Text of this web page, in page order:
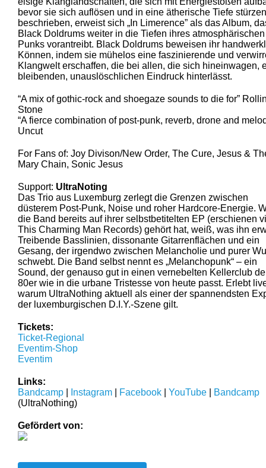
bevor sie sich auflösen und in eine ätherische Tiefe
beschrieben, erweist sich „In Limerence” als das Album,
Black Doldrums weiter in die Tiefen ihres
Punks vorantreibt. Black Doldrums beweisen ihr
Können, indem sie mühelos eine faszinierende und
Klangwelt erschaffen, die bei allen, die sich hineinwagen,
bleibenden, unauslöschlichen Eindruck hinterlässt.
“A mix of gothic-rock and shoegaze sounds to die for”
Stone
“A fierce combination of post-punk, reverb, drone and
Uncut
For Fans of: Joy Divison/New Order, The Cure, Jesus &
Mary Chain, Sonic Jesus
Support: UltraNoting
Das Trio aus Luxemburg zerlegt die Grenzen zwischen
düsterem Post-Punk, Noise und roher Hardcore-Energie.
die Band bereits auf ihrer selbstbetitelten EP (erschienen
This Charming Man Records) gehört hat, weiß, was ihn
Treibende Basslinien, dissonante Gitarrenflächen und ein
Gesang, der irgendwo zwischen Melancholie und purer
schwebt. Die Band selbst nennt es „Melanchopunk“ – ein
Sound, der genauso gut in einen vernebelten Kellerclub
80er wie in die urbane Tristesse von heute passt. Erlebt
warum UltraNothing aktuell als einer der spannendsten
der luxemburgischen D.I.Y.-Szene gilt.
Tickets:
Ticket-Regional
Eventim-Shop
Eventim
Links:
Bandcamp
Instagram Facebook YouTube
Bandcamp
(UltraNothing)
Gefördert von: